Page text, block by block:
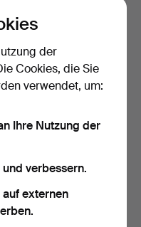
mit gepolsterter
Sitzfläche, 6 Stk.…
der
Cookies, die Sie
verwendet, um:
Ihre Nutzung der
verbessern.
externen